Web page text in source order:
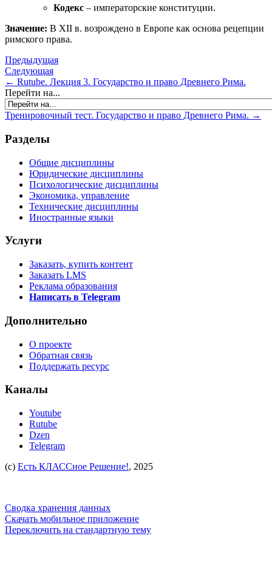
Кодекс – императорские конституции.
Значение: В XII в. возрождено в Европе как основа рецепции
римского права.
Предыдущая
Следующая
← Rutube. Лекция 3. Государство и право Древнего Рима.
Перейти на...
Тренировочный тест. Государство и право Древнего Рима. →
Разделы
Общие дисциплины
Юридические дисциплины
Психологические дисциплины
Экономика, управление
Технические дисциплины
Иностранные языки
Услуги
Заказать, купить контент
Заказать LMS
Реклама образования
Написать в Telegram
Дополнительно
О проекте
Обратная связь
Поддержать ресурс
Каналы
Youtube
Rutube
Dzen
Telegram
(c) Есть КЛАССное Решение!, 2025
Сводка хранения данных
Скачать мобильное приложение
Переключить на стандартную тему